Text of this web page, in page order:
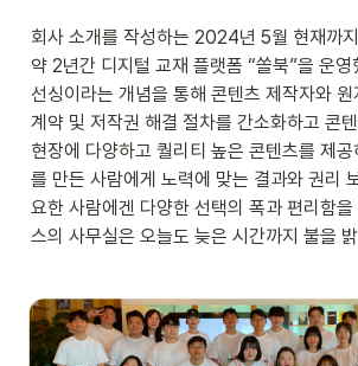
회사 소개를 작성하는 2024년 5월 현재까
약 2년간 디지털 교재 플랫폼 “쏠북”을 운영
선싱이라는 개념을 통해 콘텐츠 제작자와
계약 및 저작권 해결 절차를 간소화하고 콘
현장에 다양하고 퀄리티 높은 콘텐츠를 제
를 만든 사람에게 노력에 맞는 결과와 권리
요한 사람에겐 다양한 선택의 폭과 편리함을
스의 사무실은 오늘도 늦은 시간까지 불을